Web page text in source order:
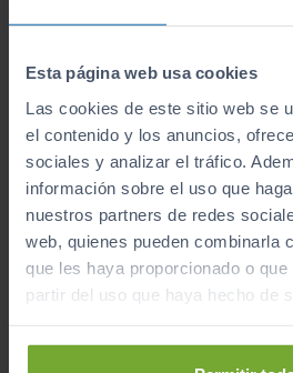
Esta página web usa cookies
Las cookies de este sitio web se
el contenido y los anuncios,
sociales y analizar el tráfico.
información sobre el uso que
nuestros partners de redes
web, quienes pueden combinarla
que les haya proporcionado o
partir del uso que haya hecho de
Formamos orgullosamente
presumir de un servicio
el nuestro. En
Sibuscascoche
de tus necesidades
Visítanos en cualquiera de
encuentra tu coche ideal
vehículo Diésel Mazda
conocernos en persona!
¿A qué esperas para unirte al
¡Ya somos más de 6.000